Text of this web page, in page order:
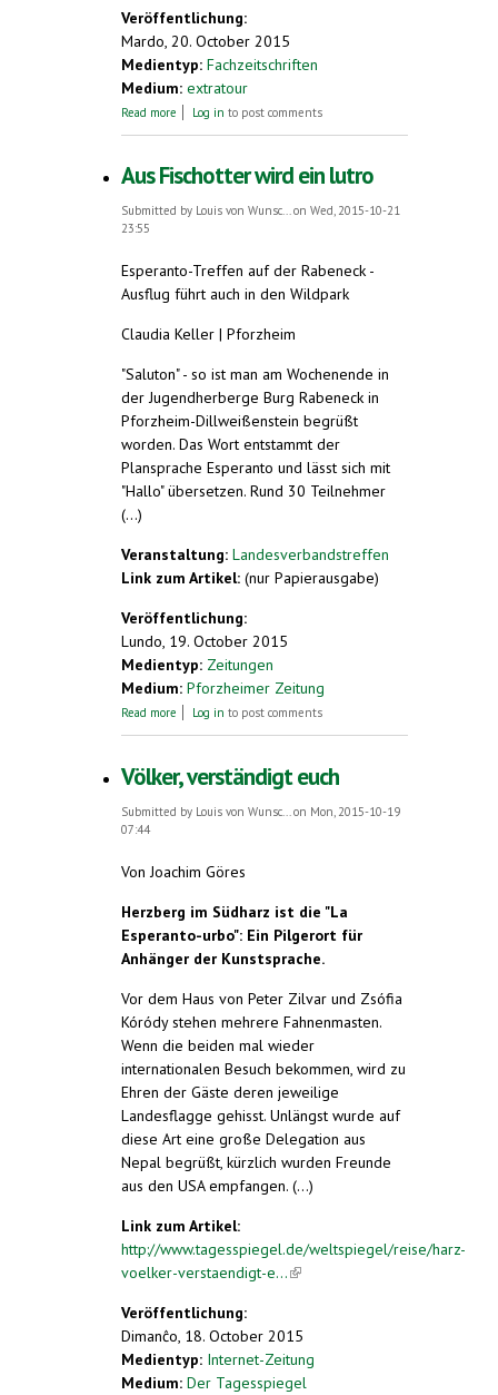
Veröffentlichung:
Mardo, 20. October 2015
Medientyp: Fachzeitschriften
Medium: extratour
Read more about Jugendherberge Wiesbaden -
Log in to post comments
Aus Fischotter wird ein lutro
Submitted by Louis von Wunsc...on Wed, 2015-10-21
23:55
Esperanto-Treffen auf der Rabeneck -
Ausflug führt auch in den Wildpark
Claudia Keller | Pforzheim
"Saluton" - so ist man am Wochenende in
der Jugendherberge Burg Rabeneck in
Pforzheim-Dillweißenstein begrüßt
worden. Das Wort entstammt der
Plansprache Esperanto und lässt sich mit
"Hallo" übersetzen. Rund 30 Teilnehmer
(...)
Veranstaltung: Landesverbandstreffen
Link zum Artikel: (nur Papierausgabe)
Veröffentlichung:
Lundo, 19. October 2015
Medientyp: Zeitungen
Medium: Pforzheimer Zeitung
Read more about Aus Fischotter wird ein lutro
Log in to post comments
Völker, verständigt euch
Submitted by Louis von Wunsc...on Mon, 2015-10-19
07:44
Von Joachim Göres
Herzberg im Südharz ist die "La
Esperanto-urbo": Ein Pilgerort für
Anhänger der Kunstsprache.
Vor dem Haus von Peter Zilvar und Zsófia
Kóródy stehen mehrere Fahnenmasten.
Wenn die beiden mal wieder
internationalen Besuch bekommen, wird zu
Ehren der Gäste deren jeweilige
Landesflagge gehisst. Unlängst wurde auf
diese Art eine große Delegation aus
Nepal begrüßt, kürzlich wurden Freunde
aus den USA empfangen. (...)
Link zum Artikel:
http://www.tagesspiegel.de/weltspiegel/reise/harz-
voelker-verstaendigt-e...(link is external)
Veröffentlichung:
Dimanĉo, 18. October 2015
Medientyp: Internet-Zeitung
Medium: Der Tagesspiegel